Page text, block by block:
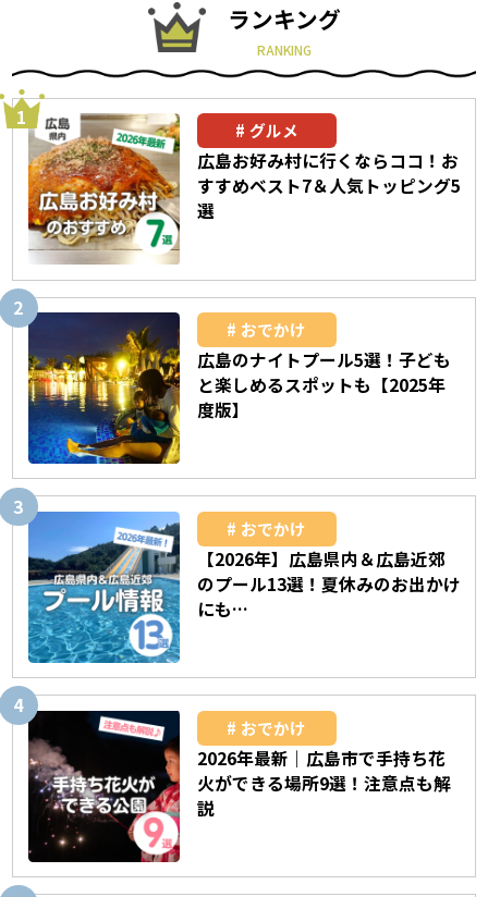
ランキング
RANKING
グルメ
広島お好み村に行くならココ！お
すすめベスト7＆人気トッピング5
選
おでかけ
広島のナイトプール5選！子ども
と楽しめるスポットも【2025年
度版】
おでかけ
【2026年】広島県内＆広島近郊
のプール13選！夏休みのお出かけ
にも…
おでかけ
2026年最新｜広島市で手持ち花
火ができる場所9選！注意点も解
説